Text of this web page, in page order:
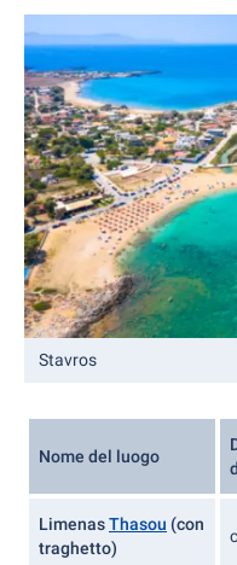
Stavros
Nome del luogo
LimenasThasou (con
traghetto)